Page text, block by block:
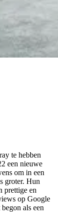
te hebben
een nieuwe
om in een
groter. Hun
prettige en
op Google
als een